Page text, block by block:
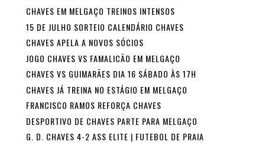
CHAVES EM MELGAÇO TREINOS INTENSOS
15 DE JULHO SORTEIO CALENDÁRIO CHAVES
CHAVES APELA A NOVOS SÓCIOS
JOGO CHAVES VS FAMALICÃO EM MELGAÇO
CHAVES VS GUIMARÃES DIA 16 SÁBADO ÀS 17H
CHAVES JÁ TREINA NO ESTÁGIO EM MELGAÇO
FRANCISCO RAMOS REFORÇA CHAVES
DESPORTIVO DE CHAVES PARTE PARA MELGAÇO
G. D. CHAVES 4-2 ASS ELITE | FUTEBOL DE PRAIA